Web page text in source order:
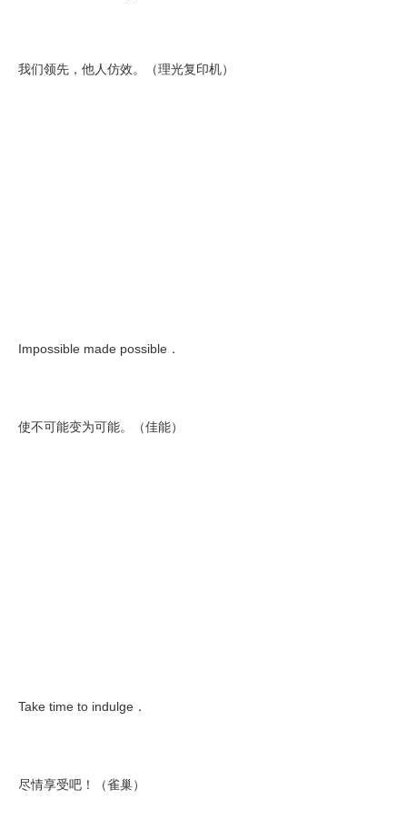
我们领先，他人仿效。（理光复印机）
Impossible made possible．
使不可能变为可能。（佳能）
Take time to indulge．
尽情享受吧！（雀巢）